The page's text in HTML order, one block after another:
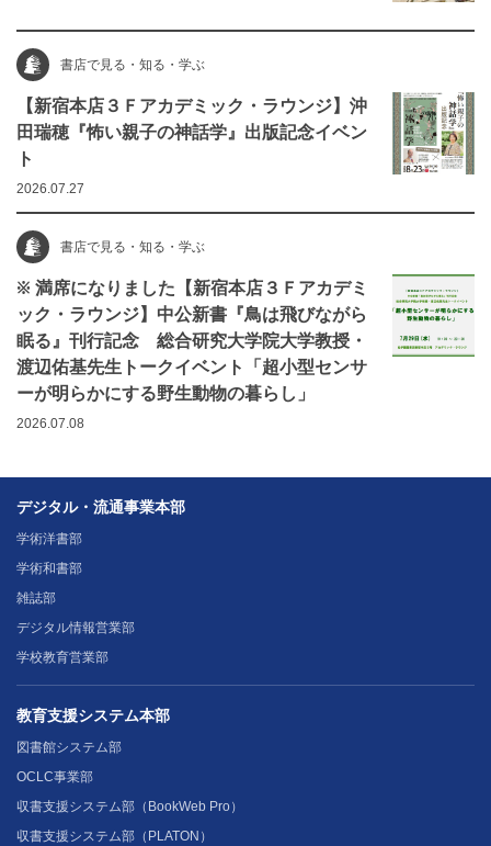
書店で見る・知る・学ぶ
【新宿本店３Ｆアカデミック・ラウンジ】沖
田瑞穂『怖い親子の神話学』出版記念イベン
ト
2026.07.27
書店で見る・知る・学ぶ
※ 満席になりました【新宿本店３Ｆアカデミ
ック・ラウンジ】中公新書『鳥は飛びながら
眠る』刊行記念 総合研究大学院大学教授・
渡辺佑基先生トークイベント「超小型センサ
ーが明らかにする野生動物の暮らし」
2026.07.08
デジタル・流通事業本部
学術洋書部
学術和書部
雑誌部
デジタル情報営業部
学校教育営業部
教育支援システム本部
図書館システム部
OCLC事業部
収書支援システム部（BookWeb Pro）
収書支援システム部（PLATON）